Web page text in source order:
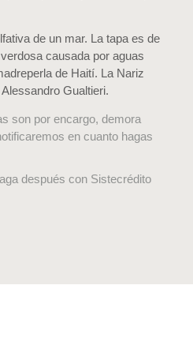
de un mar. La tapa es de
causada por aguas
de Haití. La Nariz
Gualtieri.
son por encargo, demora
en cuanto hagas
después con Sistecrédito